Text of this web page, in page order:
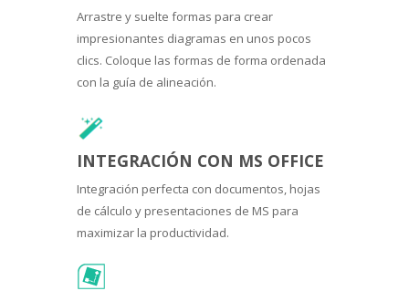
Arrastre y suelte formas para crear
impresionantes diagramas en unos pocos
clics. Coloque las formas de forma ordenada
con la guía de alineación.
INTEGRACIÓN CON MS OFFICE
Integración perfecta con documentos, hojas
de cálculo y presentaciones de MS para
maximizar la productividad.